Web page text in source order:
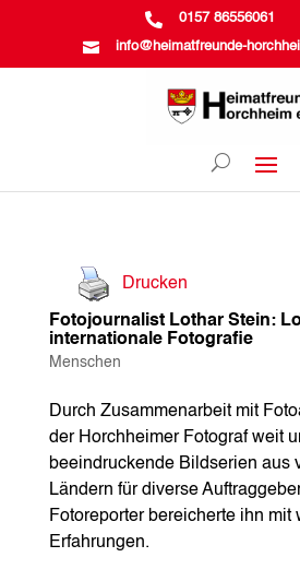
 0157 86556061
 info@heimatfreunde-
Drucken
Fotojournalist Lothar Stein:
internationale Fotografie
Menschen
Durch Zusammenarbeit mit
der Horchheimer Fotograf weit
beeindruckende Bildserien aus
Ländern für diverse
Fotoreporter bereicherte ihn mit
Erfahrungen.